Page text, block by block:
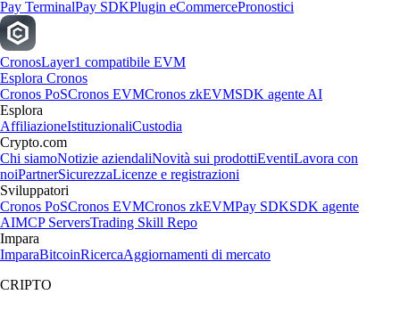
Pay TerminalPay SDKPlugin eCommercePronostici
CronosLayer1 compatibile EVM
Esplora Cronos
Cronos PoSCronos EVMCronos zkEVMSDK agente AI
Esplora
AffiliazioneIstituzionaliCustodia
Crypto.com
Chi siamoNotizie aziendaliNovità sui prodottiEventiLavora con
noiPartnerSicurezzaLicenze e registrazioni
Sviluppatori
Cronos PoSCronos EVMCronos zkEVMPay SDKSDK agente
AIMCP ServersTrading Skill Repo
Impara
ImparaBitcoinRicercaAggiornamenti di mercato
CRIPTO